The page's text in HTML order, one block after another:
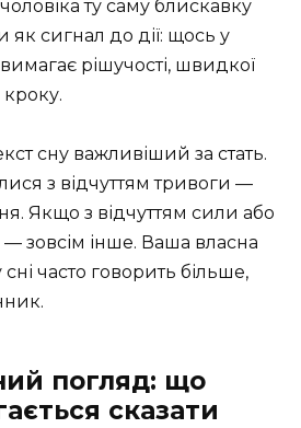
ту саму блискавку
як сигнал до дії: щось у
рішучості, швидкої
кроку.
сну важливіший за стать.
з відчуттям тривоги —
Якщо з відчуттям сили або
— зовсім інше. Ваша власна
часто говорить більше,
погляд: що
сказати